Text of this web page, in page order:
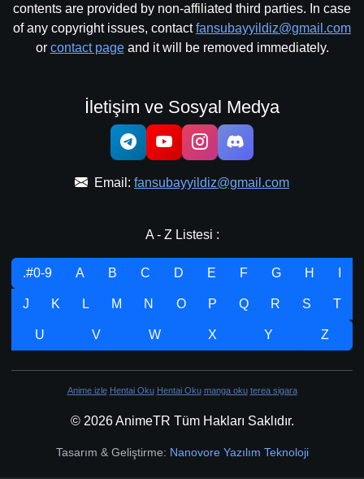
contents are provided by non-affiliated third parties. In case
of any copyright issues, contactfansubayyildiz@gmail.com
or contact pageand it will be removed immediately.
İletişim ve Sosyal Medya
Email: fansubayyildiz@gmail.com
A - Z Listesi :
.#0-9 A B C D E F G H
J K L M N O P Q R S T
U V W X Y Z
Anime izle Hentai Oku Hentai Oku manga oku terea sigara
© 2026 AnimeTR Tüm Hakları Saklıdır.
Tasarım & Geliştirme: Nanovore Yazılım Teknoloji